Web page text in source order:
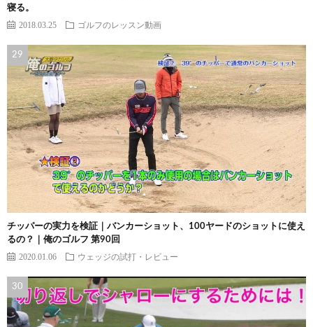
寝る。
2018.03.25 ゴルフのレッスン動画
チッパーの実力を検証｜バンカーショット、100ヤードのショットに使え
るの？｜俺のゴルフ 第90回
2020.01.06 ウェッジの試打・レビュー